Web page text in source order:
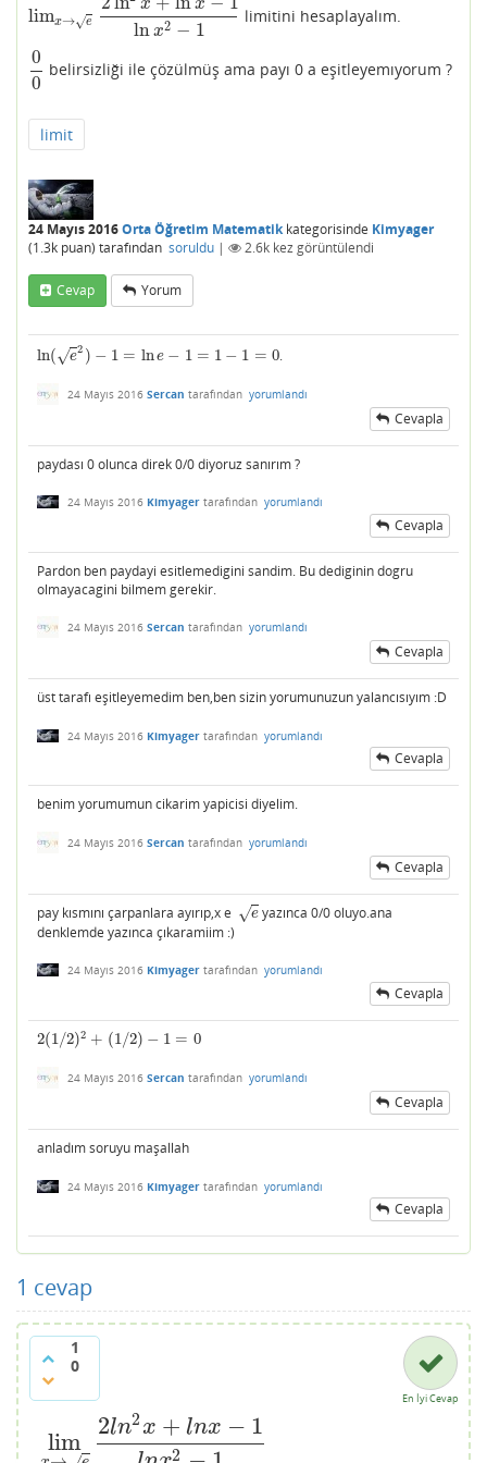
limx→ e
√
x x
ln x2 − 1
limx→e 2ln2x+lnx−1lnx2−1 limitini hesaplayalım.
0
0
00 belirsizliği ile çözülmüş ama payı 0 a eşitleyemıyorum ?
limit
24 Mayıs 2016Orta Öğretim Matematikkategorisinde Kimyager
(1.3k puan) tarafından soruldu | 2.6k kez görüntülendi
Cevap Yorum
ln( e
√ 2 ) − 1 = lne − 1 = 1 − 1 = 0
ln(e2)−1= lne− 1= 1−1= 0 .
24 Mayıs 2016 Sercan tarafından yorumlandı
Cevapla
paydası 0 olunca direk 0/0 diyoruz sanırım ?
24 Mayıs 2016 Kimyager tarafından yorumlandı
Cevapla
Pardon ben paydayi esitlemedigini sandim. Bu dediginin dogru
olmayacagini bilmem gerekir.
24 Mayıs 2016 Sercan tarafından yorumlandı
Cevapla
üst tarafı eşitleyemedim ben,ben sizin yorumunuzun yalancısıyım :D
24 Mayıs 2016 Kimyager tarafından yorumlandı
Cevapla
benim yorumumun cikarim yapicisi diyelim.
24 Mayıs 2016 Sercan tarafından yorumlandı
Cevapla
pay kısmını çarpanlara ayırıp,x e e
√
e
yazınca 0/0 oluyo.ana
denklemde yazınca çıkaramiim :)
24 Mayıs 2016 Kimyager tarafından yorumlandı
Cevapla
2(1/2)2 + (1/2) − 1 = 0
2(1/2)2+ (1/ 2)−1=0
24 Mayıs 2016 Sercan tarafından yorumlandı
Cevapla
anladım soruyu maşallah
24 Mayıs 2016 Kimyager tarafından yorumlandı
Cevapla
1 cevap
1
0
En İyi Cevap
lim
2ln2x + lnx − 1
2
limx→e2ln2x+lnx−1lnx2−